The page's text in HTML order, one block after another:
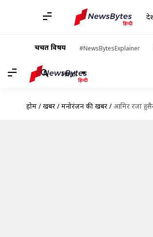
चर्चित विषय #NewsBytesExplainer
Hindi
होम / खबरें / मनोरंजन की खबरें / आमिर रजा